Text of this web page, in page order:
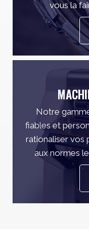
vous la
Notre
fiables et
rationaliser vos
aux normes